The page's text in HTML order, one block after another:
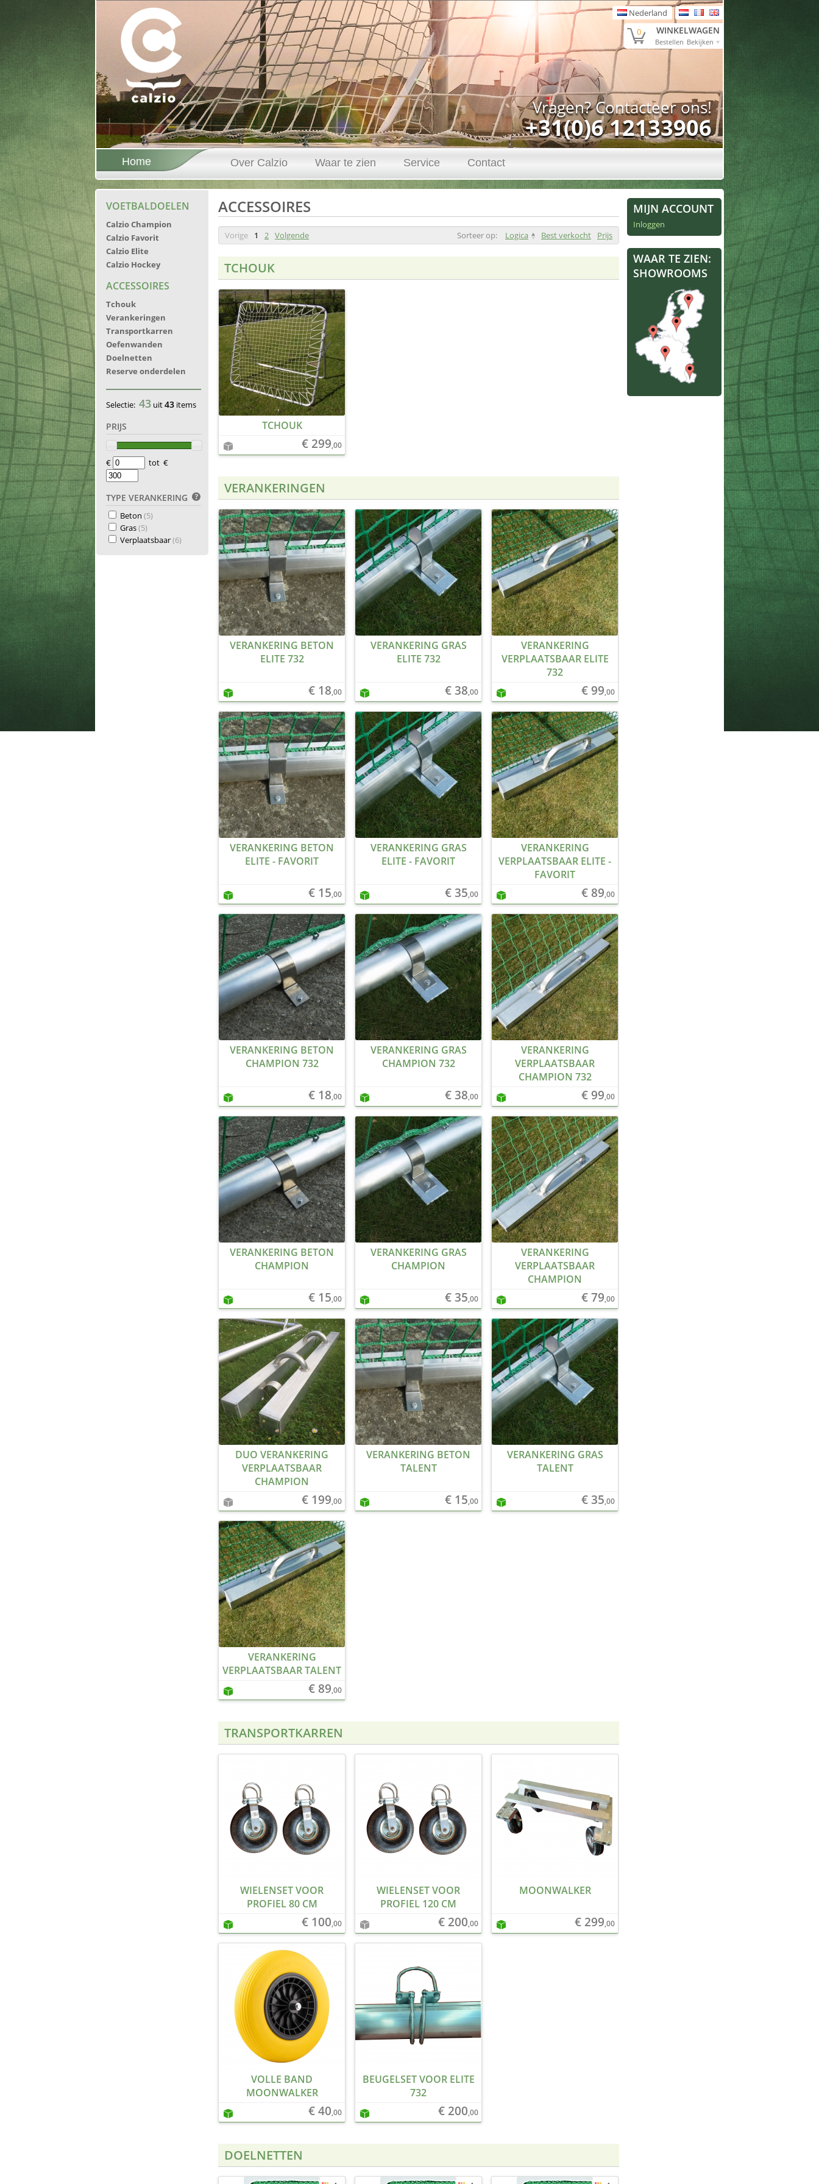
WINKELWAGEN
0
Bekijken
Bestellen
Nederland
Vragen?Contacteer ons!
+31(0)6 12133906
Home Over Calzio Waar te zien Service Contact
VOETBALDOELEN
Calzio Champion
Calzio Favorit
Calzio Elite
Calzio Hockey
ACCESSOIRES
Tchouk
Verankeringen
Transportkarren
Oefenwanden
Doelnetten
Reserve onderdelen
Selectie: 43 uit43 items
PRIJS
€ tot €
TYPE VERANKERING
Beton (5)
Gras(5)
Verplaatsbaar(6)
MIJN ACCOUNT
Inloggen
WAAR TE ZIEN:
SHOWROOMS
ACCESSOIRES
Vorige 1 2 Volgende Logica Best verkocht Prijs
Sorteer op:
TCHOUK
TCHOUK
€ 299,00
VERANKERINGEN
VERANKERING BETON
ELITE 732
€ 18,00
VERANKERING GRAS
ELITE 732
€ 38,00
VERANKERING
VERPLAATSBAAR ELITE
732
€ 99,00
VERANKERING BETON
ELITE - FAVORIT
€ 15,00
VERANKERING GRAS
ELITE - FAVORIT
€ 35,00
VERANKERING
VERPLAATSBAAR ELITE -
FAVORIT
€ 89,00
VERANKERING BETON
CHAMPION 732
€ 18,00
VERANKERING GRAS
CHAMPION 732
€ 38,00
VERANKERING
VERPLAATSBAAR
CHAMPION 732
€ 99,00
VERANKERING BETON
CHAMPION
€ 15,00
VERANKERING GRAS
CHAMPION
€ 35,00
VERANKERING
VERPLAATSBAAR
CHAMPION
€ 79,00
DUO VERANKERING
VERPLAATSBAAR
CHAMPION
€ 199,00
VERANKERING BETON
TALENT
€ 15,00
VERANKERING GRAS
TALENT
€ 35,00
VERANKERING
VERPLAATSBAAR TALENT
€ 89,00
TRANSPORTKARREN
WIELENSET VOOR
PROFIEL 80 CM
€ 100,00
WIELENSET VOOR
PROFIEL 120 CM
€ 200,00
MOONWALKER
€ 299,00
VOLLE BAND
MOONWALKER
€ 40,00
BEUGELSET VOOR ELITE
732
€ 200,00
DOELNETTEN